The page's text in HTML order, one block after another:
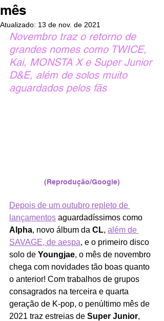
mês
Atualizado: 13 de nov. de 2021
Novembro traz o retorno de
grandes nomes como TWICE,
Kai, MONSTA X e Super Junior
D&E, além de solos muito
aguardados pelos fãs
(Reprodução/Google)
Depois de um outubro repleto de
lançamentos aguardadíssimos como
Alpha, novo álbum da CL, além de
SAVAGE, de aespa, e o primeiro disco
solo de Youngjae, o mês de novembro
chega com novidades tão boas quanto
o anterior! Com trabalhos de grupos
consagrados na terceira e quarta
geração de K-pop, o penúltimo mês de
2021 traz estreias de Super Junior,